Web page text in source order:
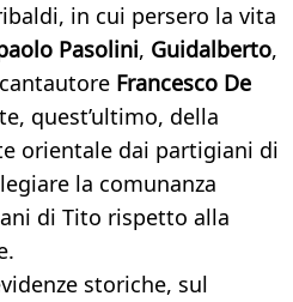
in cui persero la vita
Pasolini, Guidalberto,
Francesco De
quest’ultimo, della
orientale dai partigiani di
la comunanza
di Tito rispetto alla
storiche, sul